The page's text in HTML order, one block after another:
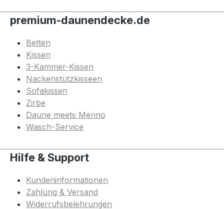
premium-daunendecke.de
Betten
Kissen
3-Kammer-Kissen
Nackenstützkisseen
Sofakissen
Zirbe
Daune meets Merino
Wasch-Service
Hilfe & Support
Kundeninformationen
Zahlung & Versand
Widerrufsbelehrungen